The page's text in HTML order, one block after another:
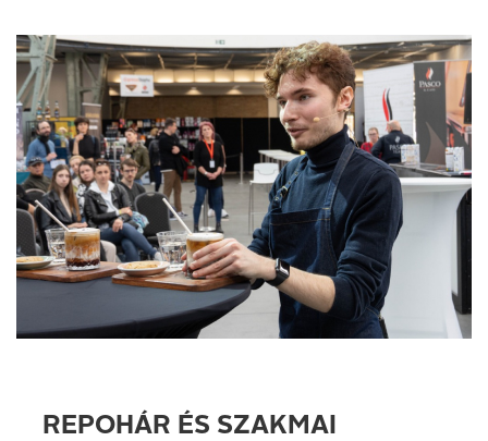
REPOHÁR ÉS SZAKMAI